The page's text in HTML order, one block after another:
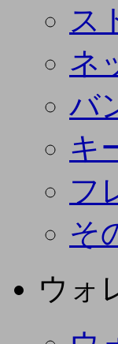
ス
ネ
バ
キ
フ
そ
ウォ